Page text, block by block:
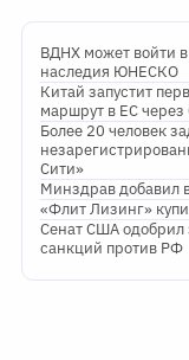
ВДНХ может войти
наследия ЮНЕСКО
Китай запустит
маршрут в ЕС через
Более 20 человек
Сити»
Минздрав добавил
«Флит Лизинг»
Сенат США одобрил
санкций против РФ